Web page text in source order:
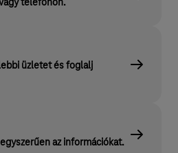
telefonon.
üzletet és foglalj
az információkat.